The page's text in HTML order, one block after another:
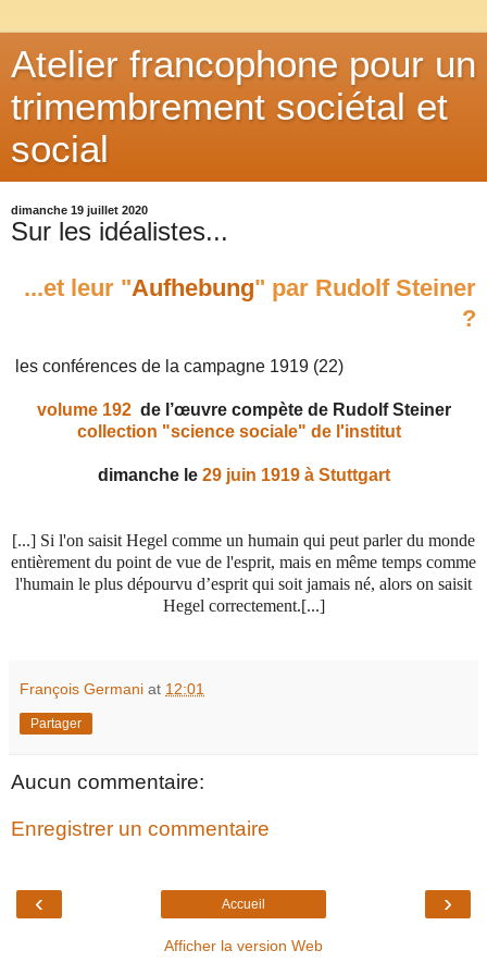
Atelier francophone pour un
trimembrement sociétal et
social
dimanche 19 juillet 2020
Sur les idéalistes...
...et leur "Aufhebung" par Rudolf Steiner
?
les conférences de la campagne 1919 (22)
volume 192de l’œuvre compète de Rudolf Steiner
collection "science sociale" de l'institut
dimanche le 29 juin 1919 à Stuttgart
[...] Si l'on saisit Hegel comme un humain qui peut parler du monde
entièrement du point de vue de l'esprit, mais en même temps comme
l'humain le plus dépourvu d’esprit qui soit jamais né, alors on saisit
Hegel correctement.[...]
François Germani at 12:01
Partager
Aucun commentaire:
Enregistrer un commentaire
‹ ›
Accueil
Afficher la version Web